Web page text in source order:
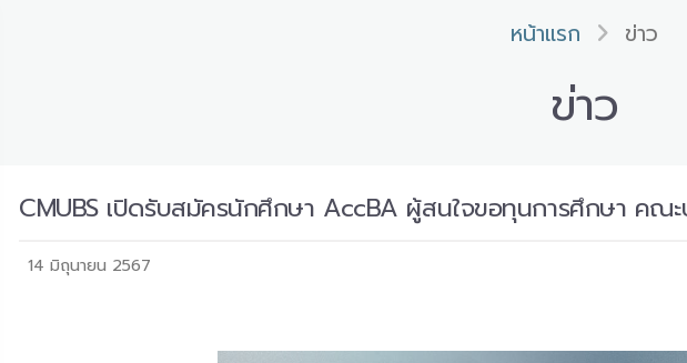
หน้าแรก ข่าว
ข่าว
CMUBS เปิดรับสมัครนักศึกษา AccBA ผู้สนใจขอทุนการศึกษา คณ
14 มิถุนายน 2567